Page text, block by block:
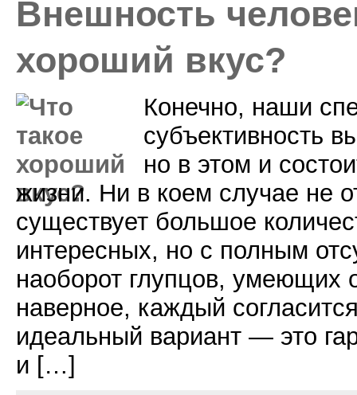
Внешность
хороший вкус?
Конечно, наши
субъективность
но в этом и
жизни. Ни в коем случае не
существует большое
интересных, но с полным
наоборот глупцов, умеющих
наверное, каждый
идеальный вариант — это
и […]